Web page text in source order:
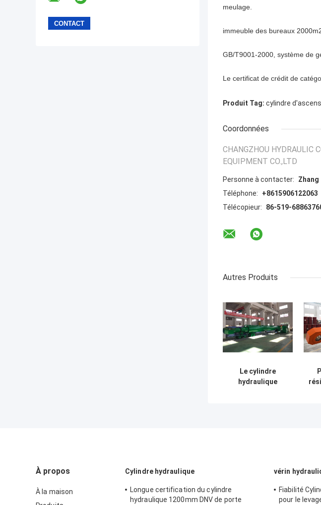
meulage.
immeuble des bureaux
GB/T9001-2000, système de
Le certificat de crédit de
Produit Tag: cylindre
Coordonnées
CHANGZHOU HYDRAULIC
EQUIPMENT CO.,LTD
Personne à contacter:
Zhang
Téléphone:
+8615906122063
Télécopieur:
86-519-
Autres Produits
Le cylindre
hydraulique
À propos
À la maison
Cylindre hydraulique
Longue certification du cylindre
hydraulique 1200mm DNV de porte
vérin
Fiabilité
pour le